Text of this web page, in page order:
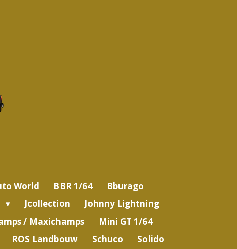
World BBR 1/64
Bburago
Jcollection
Johnny Lightning
/ Maxichamps
Mini GT 1/64
ROS Landbouw Schuco
Solido